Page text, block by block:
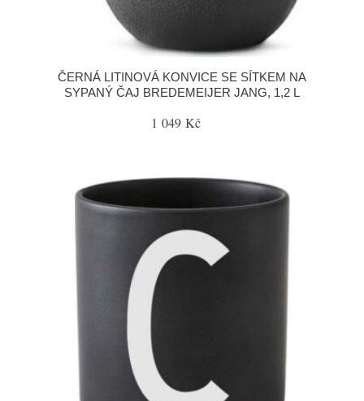
ČERNÁ LITINOVÁ KONVICE SE SÍTKEM NA
SYPANÝ ČAJ BREDEMEIJER JANG, 1,2 L
1 049 Kč